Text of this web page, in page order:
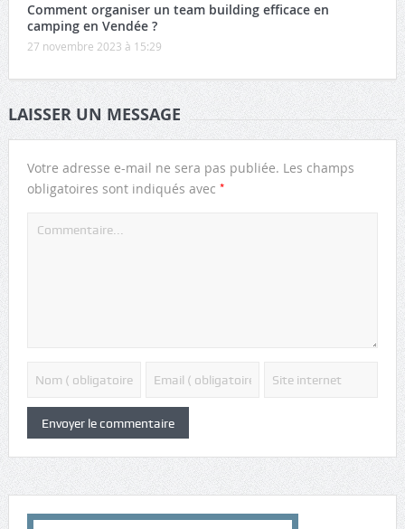
Comment organiser un team building efficace en
camping en Vendée ?
27 novembre 2023 à 15:29
LAISSER UN MESSAGE
Votre adresse e-mail ne sera pas publiée. Les champs
obligatoires sont indiqués avec *